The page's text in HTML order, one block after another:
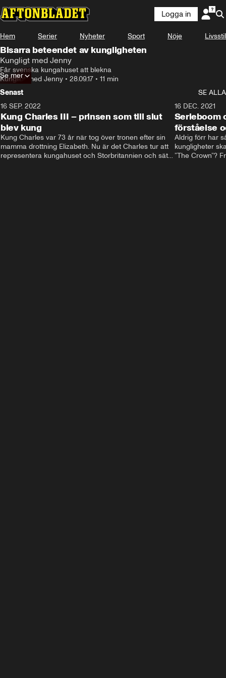
Logga in
Hem Serier Nyheter Sport Nöje Livsstil
Bisarra beteendet av kungligheten
Kungligt med Jenny
Får svenska kungahuset att blekna
Kungligt med Jenny • 28.09.17 • 11 min
Se mer
Senast
SE ALLA
16 SEP. 2022
Kung Charles III – prinsen som till slut
blev kung
Kung Charles var 73 år när tog över tronen efter sin
mamma drottning Elizabeth. Nu är det Charles tur att
representera kungahuset och Storbritannien och sätta
16 DEC. 2021
Serieboom
förståelse
Aldrig förr har
kungligheter
”The Crown”?